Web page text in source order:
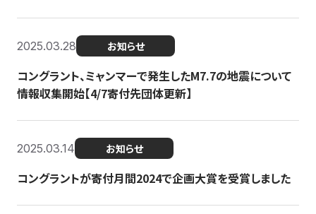
2025.03.28 お知らせ
コングラント、ミャンマーで発生したM7.7の地震について
情報収集開始【4/7寄付先団体更新】
2025.03.14 お知らせ
コングラントが寄付月間2024で企画大賞を受賞しました